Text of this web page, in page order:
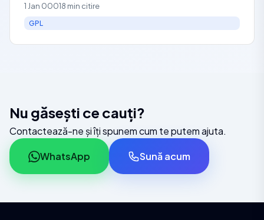
moderne.
1 Jan 00018 min citire
GPL
Nu găsești ce cauți?
Contactează-ne și îți spunem cum te putem ajuta.
WhatsApp Sună acum